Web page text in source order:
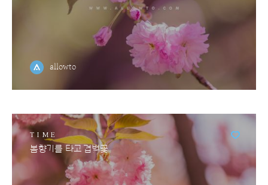
allowto
TIME
봄향기를 타고 겹벚꽃